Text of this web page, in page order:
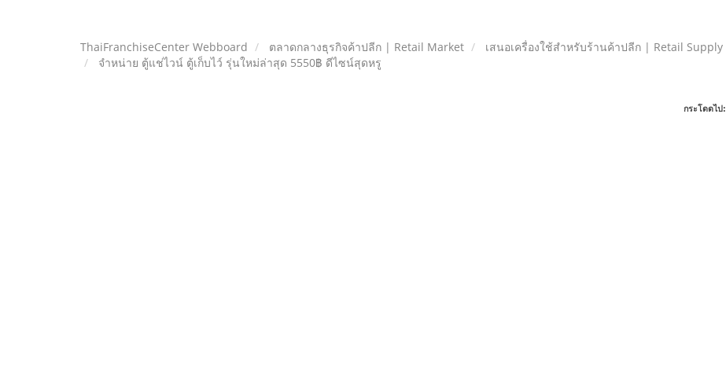
ThaiFranchiseCenter Webboard ตลาดกลางธุรกิจค้าปลีก | Retail Market
เสนอเครื่องใช้สำหรับร้านค้าปลีก | Retail Supply
จำหน่าย ตู้แช่ไวน์ ตู้เก็บไว์ รุ่นใหม่ล่าสุด 5550฿ ดีไซน์สุดหรู
กระโดดไป: